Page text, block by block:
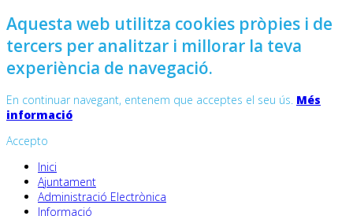
Aquesta web utilitza cookies pròpies i de
tercers per analitzar i millorar la teva
experiència de navegació.
En continuar navegant, entenem que acceptes el seu ús. Més
informació
Accepto
Inici
Ajuntament
Administració Electrònica
Informació